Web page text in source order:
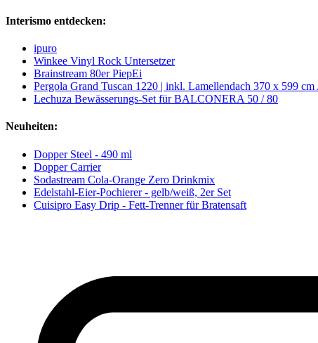
Interismo entdecken:
ipuro
Winkee Vinyl Rock Untersetzer
Brainstream 80er PiepEi
Pergola Grand Tuscan 1220 | inkl. Lamellendach 370 x 599
Lechuza Bewässerungs-Set für BALCONERA 50 / 80
Neuheiten:
Dopper Steel - 490 ml
Dopper Carrier
Sodastream Cola-Orange Zero Drinkmix
Edelstahl-Eier-Pochierer - gelb/weiß, 2er Set
Cuisipro Easy Drip - Fett-Trenner für Bratensaft